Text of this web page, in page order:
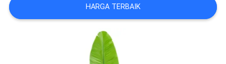
BERITA
HARGA TERBAIK